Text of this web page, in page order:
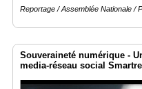
Reportage / Assemblée Nationale /
Souveraineté numérique -
media-réseau social